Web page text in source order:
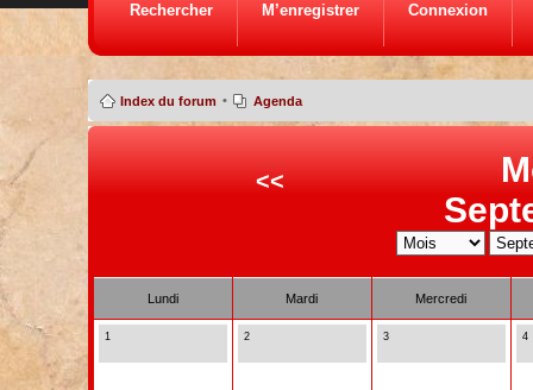
Rechercher M’enregistrer Connexion
Index du forum • Agenda
<<
Lundi Mardi Mercredi
1 2 3 4